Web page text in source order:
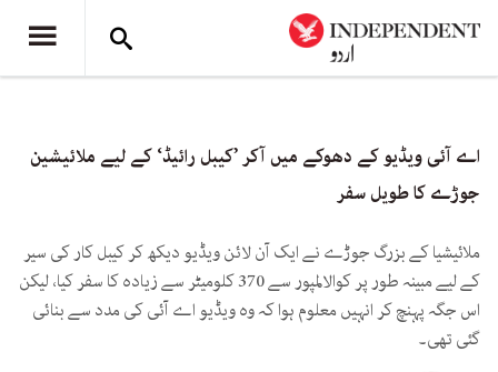
اے آئی ویڈیو کے دھوکے میں آکر ’کیبل رائیڈ‘ کے لیے ملائیشین
جوڑے کا طویل سفر
ملائیشیا کے بزرگ جوڑے نے ایک آن لائن ویڈیو دیکھ کر کیبل کار کی سیر
کے لیے مبینہ طور پر کوالالمپور سے 370 کلومیٹر سے زیادہ کا سفر کیا، لیکن
اس جگہ پہنچ کر انہیں معلوم ہوا کہ وہ ویڈیو اے آئی کی مدد سے بنائی
گئی تھی۔